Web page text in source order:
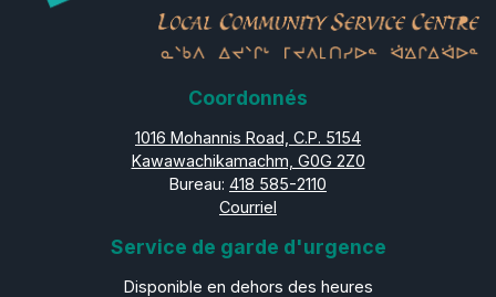
Coordonnés
1016 Mohannis Road, C.P. 5154
Kawawachikamachm, G0G 2Z0
Bureau: 418 585-2110
Courriel
Service de garde d'urgence
Disponible en dehors des heures